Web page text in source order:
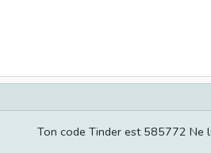
Ton code Tinder est 585772 Ne